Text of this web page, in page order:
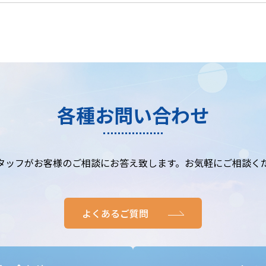
各種お問い合わせ
ッフがお客様のご相談にお答え致します。お気軽にご相談く
よくあるご質問